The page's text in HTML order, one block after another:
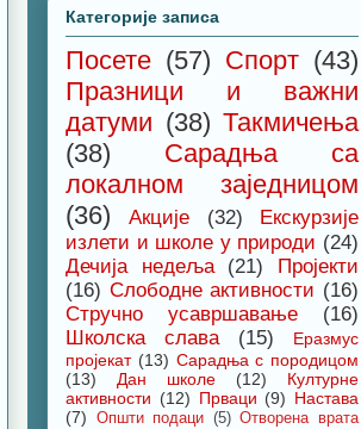
Категорије записа
Посете (57) Спорт (43)
Празници и важни
датуми (38) Такмичења
(38)
Сарадња са
локалном заједницом
(36)
Акције (32)
Екскурзије
излети и школе у природи (24)
Дечија недеља
(21)
Пројекти
(16) Слободне активности (16)
Стручно усавршавање
(16)
Школска слава
(15)
Еразмус
пројекат (13) Сарадња с породицом
(13)
Дан школе (12)
Културне
активности (12) Прваци (9) Настава
(7)
Општи подаци (5) Отворена врата